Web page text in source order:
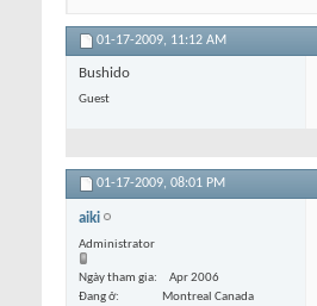
01-17-2009, 11:12 AM
Bushido
Guest
01-17-2009, 08:01 PM
aiki
Administrator
Ngày tham gia
Apr 2006
Đang ở
Montreal Canada